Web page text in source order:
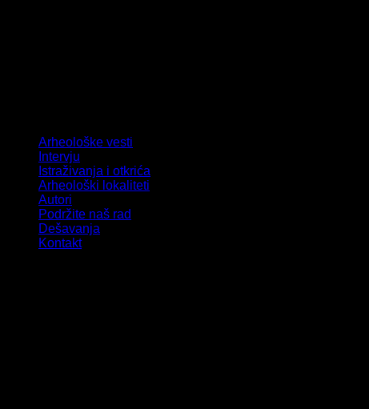
Arheološke vesti
Intervju
Istraživanja i otkrića
Arheološki lokaliteti
Autori
Podržite naš rad
Dešavanja
Kontakt